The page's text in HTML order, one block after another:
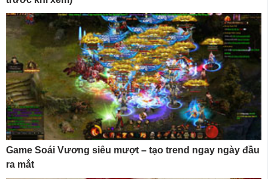
Game Soái Vương siêu mượt – tạo trend ngay ngày đầu
ra mắt